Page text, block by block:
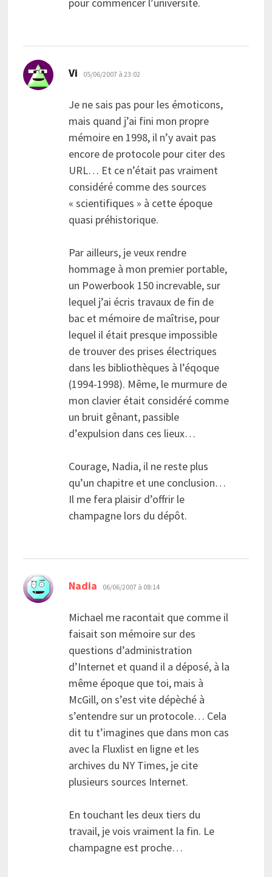
pour commencer l’université.
Vi dit :
05/06/2007 à 23:02
Je ne sais pas pour les émoticons,
mais quand j’ai fini mon propre
mémoire en 1998, il n’y avait pas
encore de protocole pour citer des
URL… Et ce n’était pas vraiment
considéré comme des sources
« scientifiques » à cette époque
quasi préhistorique.
Par ailleurs, je veux rendre
hommage à mon premier portable,
un Powerbook 150 increvable, sur
lequel j’ai écris travaux de fin de
bac et mémoire de maîtrise, pour
lequel il était presque impossible
de trouver des prises électriques
dans les bibliothèques à l’éqoque
(1994-1998). Même, le murmure de
mon clavier était considéré comme
un bruit gênant, passible
d’expulsion dans ces lieux…
Courage, Nadia, il ne reste plus
qu’un chapitre et une conclusion…
Il me fera plaisir d’offrir le
champagne lors du dépôt.
Nadia dit :
06/06/2007 à 08:14
Michael me racontait que comme il
faisait son mémoire sur des
questions d’administration
d’Internet et quand il a déposé, à la
même époque que toi, mais à
McGill, on s’est vite dépèché à
s’entendre sur un protocole… Cela
dit tu t’imagines que dans mon cas
avec la Fluxlist en ligne et les
archives du NY Times, je cite
plusieurs sources Internet.
En touchant les deux tiers du
travail, je vois vraiment la fin. Le
champagne est proche…